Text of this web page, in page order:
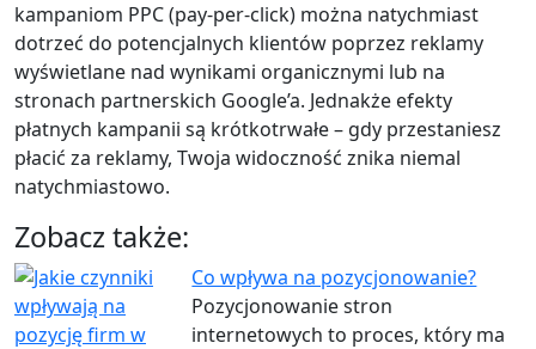
kampaniom PPC (pay-per-click) można natychmiast
dotrzeć do potencjalnych klientów poprzez reklamy
wyświetlane nad wynikami organicznymi lub na
stronach partnerskich Google’a. Jednakże efekty
płatnych kampanii są krótkotrwałe – gdy przestaniesz
płacić za reklamy, Twoja widoczność znika niemal
natychmiastowo.
Zobacz także:
Co wpływa na pozycjonowanie?
Pozycjonowanie stron
internetowych to proces, który ma